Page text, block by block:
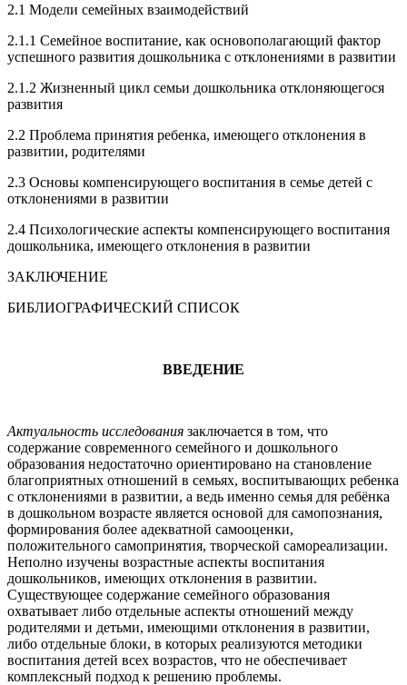
2.1 Модели семейных взаимодействий
2.1.1 Семейное воспитание, как основополагающий фактор
успешного развития дошкольника с отклонениями в развитии
2.1.2 Жизненный цикл семьи дошкольника отклоняющегося
развития
2.2 Проблема принятия ребенка, имеющего отклонения в
развитии, родителями
2.3 Основы компенсирующего воспитания в семье детей с
отклонениями в развитии
2.4 Психологические аспекты компенсирующего воспитания
дошкольника, имеющего отклонения в развитии
ЗАКЛЮЧЕНИЕ
БИБЛИОГРАФИЧЕСКИЙ СПИСОК
ВВЕДЕНИЕ
Актуальность исследования заключается в том, что
содержание современного семейного и дошкольного
образования недостаточно ориентировано на становление
благоприятных отношений в семьях, воспитывающих ребенка
с отклонениями в развитии, а ведь именно семья для ребёнка
в дошкольном возрасте является основой для самопознания,
формирования более адекватной самооценки,
положительного самопринятия, творческой самореализации.
Неполно изучены возрастные аспекты воспитания
дошкольников, имеющих отклонения в развитии.
Существующее содержание семейного образования
охватывает либо отдельные аспекты отношений между
родителями и детьми, имеющими отклонения в развитии,
либо отдельные блоки, в которых реализуются методики
воспитания детей всех возрастов, что не обеспечивает
комплексный подход к решению проблемы.